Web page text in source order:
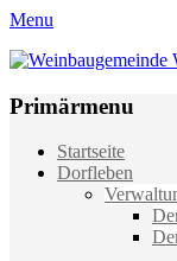
Menu
Weinbaugemeinde
Primärmenu
Weiter
zum
Startseite
Dorfleben